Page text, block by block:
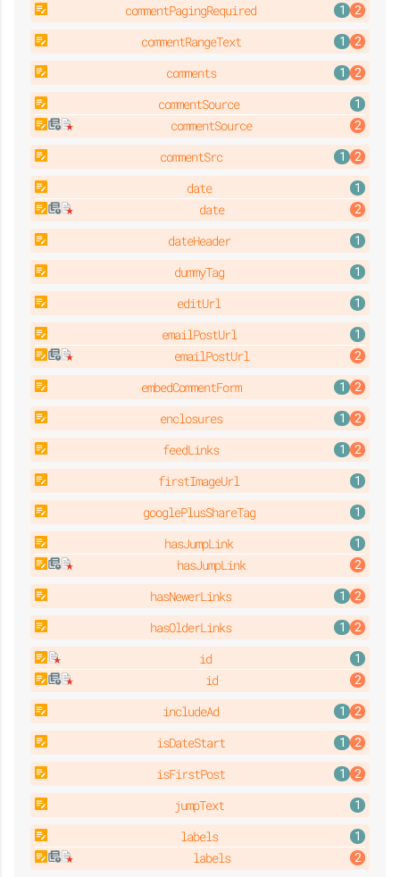
commentPagingRequired
commentRangeText
comments
commentSource
commentSource
commentSrc
date
date
dateHeader
dummyTag
editUrl
emailPostUrl
emailPostUrl
embedCommentForm
enclosures
feedLinks
firstImageUrl
googlePlusShareTag
hasJumpLink
hasJumpLink
hasNewerLinks
hasOlderLinks
id
id
includeAd
isDateStart
isFirstPost
jumpText
labels
labels